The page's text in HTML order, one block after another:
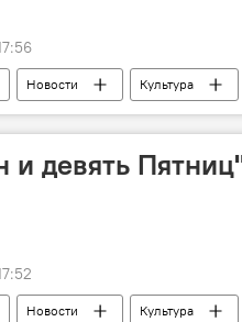
Новости Культура
Посольство России в
и девять
Новости Культура